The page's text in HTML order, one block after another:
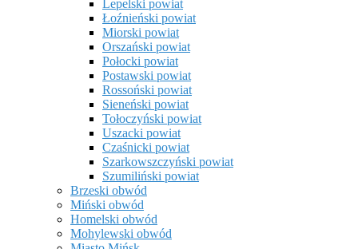
Lepelski powiat
Łoźnieński powiat
Miorski powiat
Orszański powiat
Połocki powiat
Postawski powiat
Rossoński powiat
Sieneński powiat
Tołoczyński powiat
Uszacki powiat
Czaśnicki powiat
Szarkowszczyński powiat
Szumiliński powiat
Brzeski obwód
Miński obwód
Homelski obwód
Mohylewski obwód